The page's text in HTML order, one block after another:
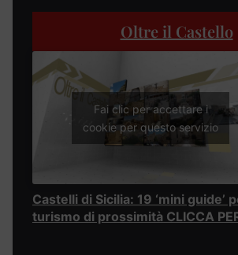
Oltre il Castello
Fai clic per accettare i
cookie per questo servizio
Castelli di Sicilia: 19 ‘mini guide’
turismo di prossimità CLICCA